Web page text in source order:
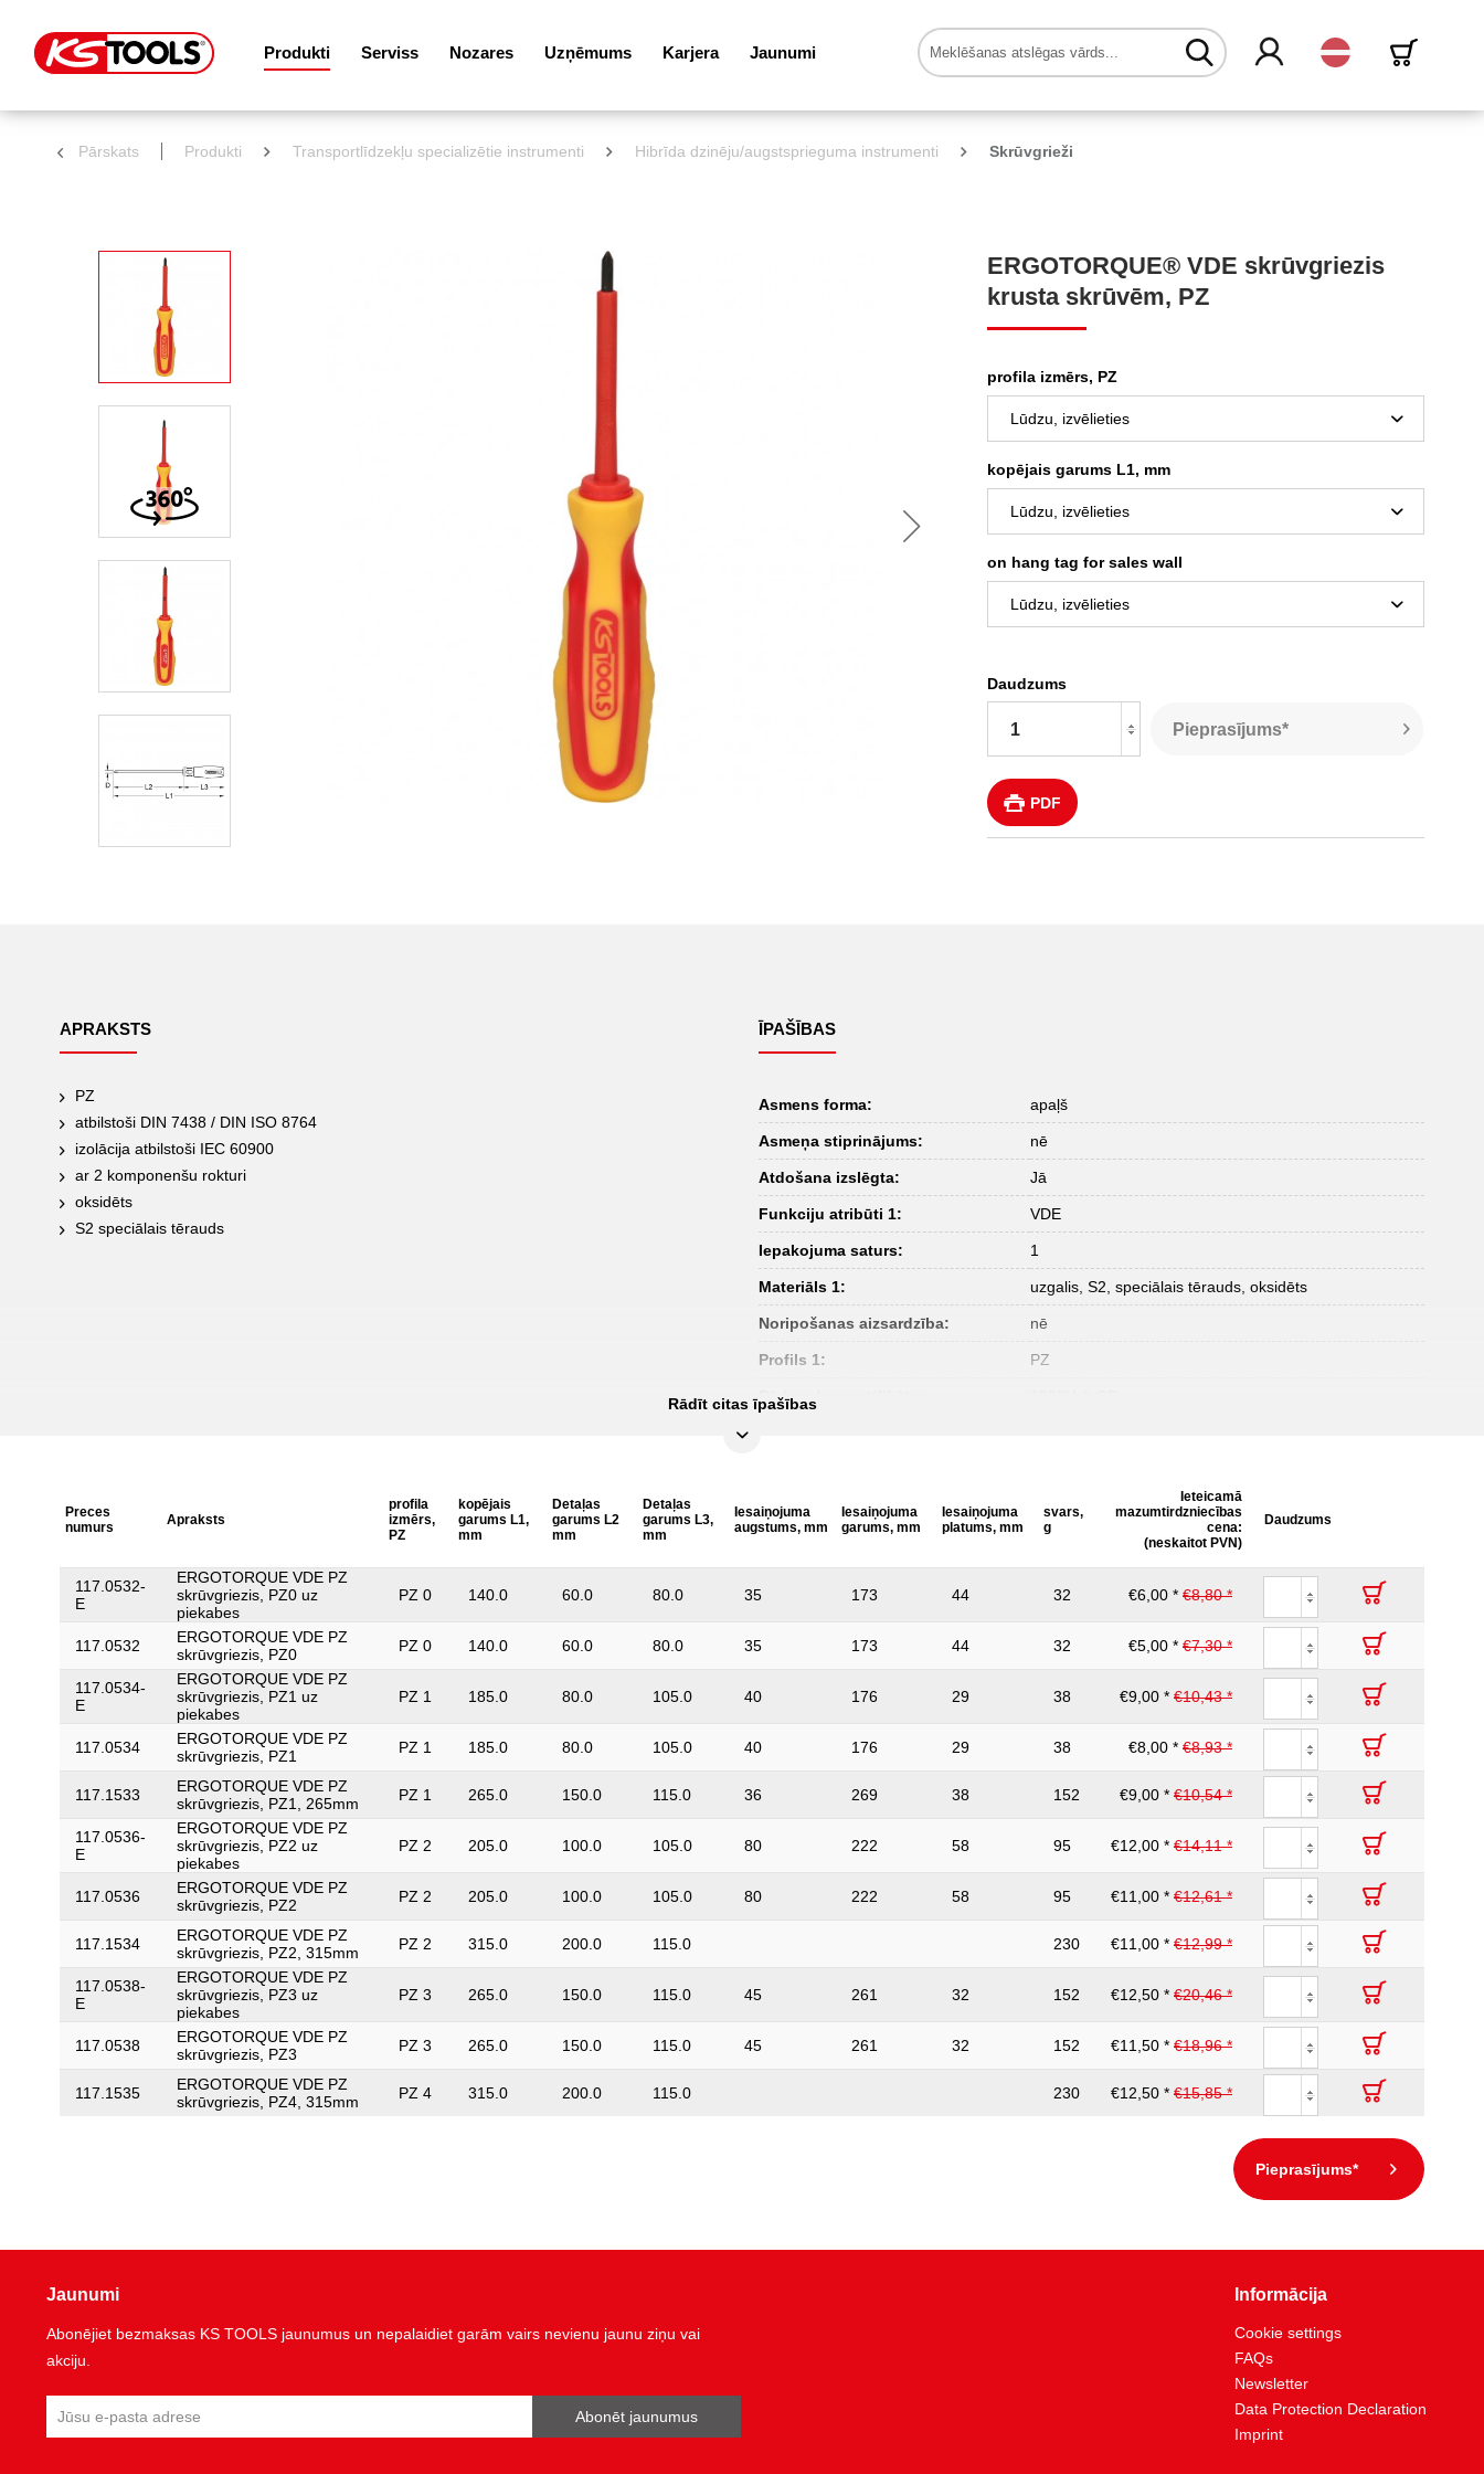
Produkti Serviss Nozares Uzņēmums Karjera Jaunumi Latvijas
Pārskats Produkti Transportlīdzekļu specializētie instrumenti Hibrīda dzinēju/augstsprieguma instrumenti Skrūvgrieži
ERGOTORQUE® VDE skrūvgriezis
krusta skrūvēm, PZ
profila izmērs, PZ
kopējais garums L1, mm
on hang tag for sales wall
Daudzums
Pieprasījums*
PDF
APRAKSTS
PZ
atbilstoši DIN 7438 / DIN ISO 8764
izolācija atbilstoši IEC 60900
ar 2 komponenšu rokturi
oksidēts
S2 speciālais tērauds
ĪPAŠĪBAS
Asmens forma: apaļš
Asmeņa stiprinājums: nē
Atdošana izslēgta: Jā
Funkciju atribūti 1: VDE
Iepakojuma saturs: 1
Materiāls 1: uzgalis, S2, speciālais tērauds, oksidēts
Noripošanas aizsardzība: nē
Profils 1: PZ
Pārbaudes sertifikāts:
rokturis: 2-komponentu rokturis
Rādīt citas īpašības
Preces
numurs
Apraksts
profila
izmērs,
PZ
kopējais
garums L1,
mm
Detaļas
garums L2
mm
Detaļas
garums L3,
mm
Iesaiņojuma
augstums, mm
Iesaiņojuma
garums, mm
Iesaiņojuma
platums, mm
svars,
g
Ieteicamā
mazumtirdzniecības
cena:
(neskaitot PVN)
Daudzums
117.0532-
E
ERGOTORQUE VDE PZ
skrūvgriezis, PZ0 uz
piekabes
PZ 0 140.0 60.0 80.0 35 173 44 32 €6,00 * €8,80 *
117.0532
ERGOTORQUE VDE PZ
skrūvgriezis, PZ0
PZ 0 140.0 60.0 80.0 35 173 44 32 €5,00 * €7,30 *
117.0534-
E
ERGOTORQUE VDE PZ
skrūvgriezis, PZ1 uz
piekabes
PZ 1 185.0 80.0 105.0 40 176 29 38 €9,00 * €10,43 *
117.0534
ERGOTORQUE VDE PZ
skrūvgriezis, PZ1
PZ 1 185.0 80.0 105.0 40 176 29 38 €8,00 * €8,93 *
117.1533
ERGOTORQUE VDE PZ
skrūvgriezis, PZ1, 265mm
PZ 1 265.0 150.0 115.0 36 269 38 152 €9,00 * €10,54 *
117.0536-
E
ERGOTORQUE VDE PZ
skrūvgriezis, PZ2 uz
piekabes
PZ 2 205.0 100.0 105.0 80 222 58 95 €12,00 * €14,11 *
117.0536
ERGOTORQUE VDE PZ
skrūvgriezis, PZ2
PZ 2 205.0 100.0 105.0 80 222 58 95 €11,00 * €12,61 *
117.1534
ERGOTORQUE VDE PZ
skrūvgriezis, PZ2, 315mm
PZ 2 315.0 200.0 115.0 230 €11,00 * €12,99 *
117.0538-
E
ERGOTORQUE VDE PZ
skrūvgriezis, PZ3 uz
piekabes
PZ 3 265.0 150.0 115.0 45 261 32 152 €12,50 * €20,46 *
117.0538
ERGOTORQUE VDE PZ
skrūvgriezis, PZ3
PZ 3 265.0 150.0 115.0 45 261 32 152 €11,50 * €18,96 *
117.1535
ERGOTORQUE VDE PZ
skrūvgriezis, PZ4, 315mm
PZ 4 315.0 200.0 115.0 230 €12,50 * €15,85 *
Pieprasījums*
Jaunumi
Abonējiet bezmaksas KS TOOLS jaunumus un nepalaidiet garām vairs nevienu jaunu ziņu vai
akciju.
Abonēt jaunumus
Informācija
Cookie settings
FAQs
Newsletter
Data Protection Declaration
Imprint